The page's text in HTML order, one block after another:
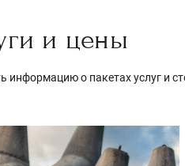
и цены
информацию о пакетах услуг и